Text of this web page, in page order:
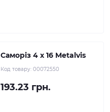
Саморіз 4 х 16 Metalvis
Код товару: 00072550
193.23 грн.